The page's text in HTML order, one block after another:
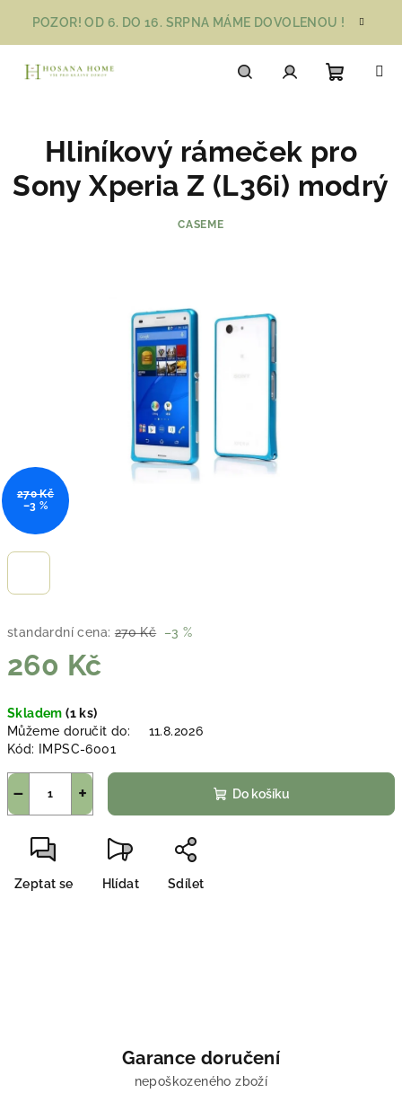
obsah
POZOR! OD 6. DO 16. SRPNA MÁME DOVOLENOU !
košík
standardní cena: 270 Kč –3 %
260 Kč
cena:
Skladem(1 ks)
Můžeme doručit do:
11.8.2026
Kód:
IMPSC-6001
+
− Do košíku
Zeptat se Hlídat Sdílet
Hliníkový rámeček pro
Sony Xperia Z (L36i) modrý
CASEME
270 Kč
–3 %
Garance doručení
nepoškozeného zboží